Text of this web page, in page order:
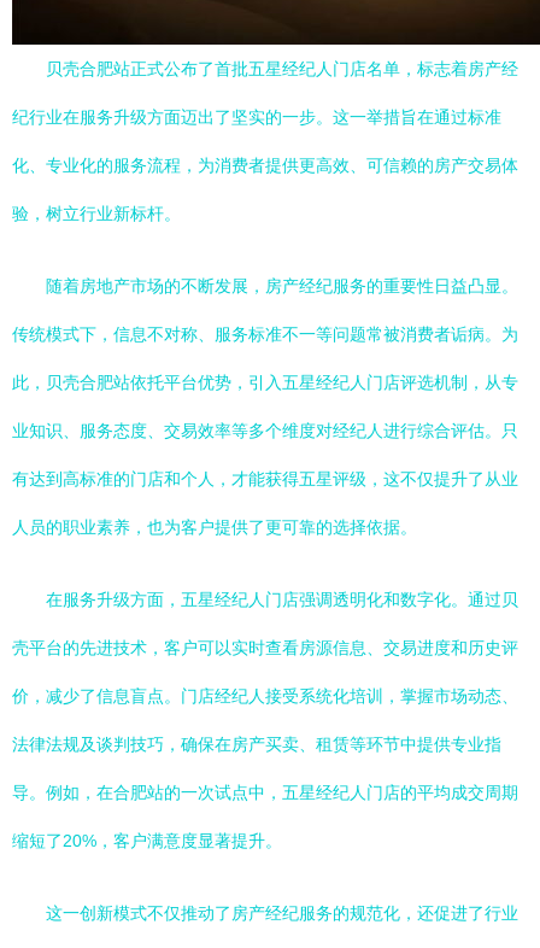
贝壳合肥站正式公布了首批五星经纪人门店名单，标志着房产经
纪行业在服务升级方面迈出了坚实的一步。这一举措旨在通过标准
化、专业化的服务流程，为消费者提供更高效、可信赖的房产交易体
验，树立行业新标杆。
随着房地产市场的不断发展，房产经纪服务的重要性日益凸显。
传统模式下，信息不对称、服务标准不一等问题常被消费者诟病。为
此，贝壳合肥站依托平台优势，引入五星经纪人门店评选机制，从专
业知识、服务态度、交易效率等多个维度对经纪人进行综合评估。只
有达到高标准的门店和个人，才能获得五星评级，这不仅提升了从业
人员的职业素养，也为客户提供了更可靠的选择依据。
在服务升级方面，五星经纪人门店强调透明化和数字化。通过贝
壳平台的先进技术，客户可以实时查看房源信息、交易进度和历史评
价，减少了信息盲点。门店经纪人接受系统化培训，掌握市场动态、
法律法规及谈判技巧，确保在房产买卖、租赁等环节中提供专业指
导。例如，在合肥站的一次试点中，五星经纪人门店的平均成交周期
缩短了20%，客户满意度显著提升。
这一创新模式不仅推动了房产经纪服务的规范化，还促进了行业